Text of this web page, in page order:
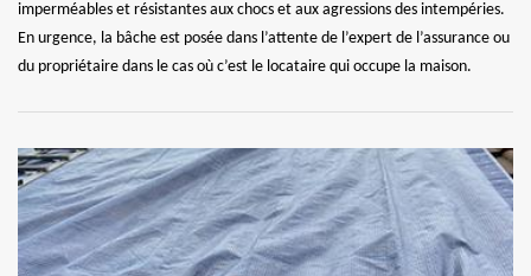
imperméables et résistantes aux chocs et aux agressions des intempéries.
En urgence, la bâche est posée dans l’attente de l’expert de l’assurance ou
du propriétaire dans le cas où c’est le locataire qui occupe la maison.